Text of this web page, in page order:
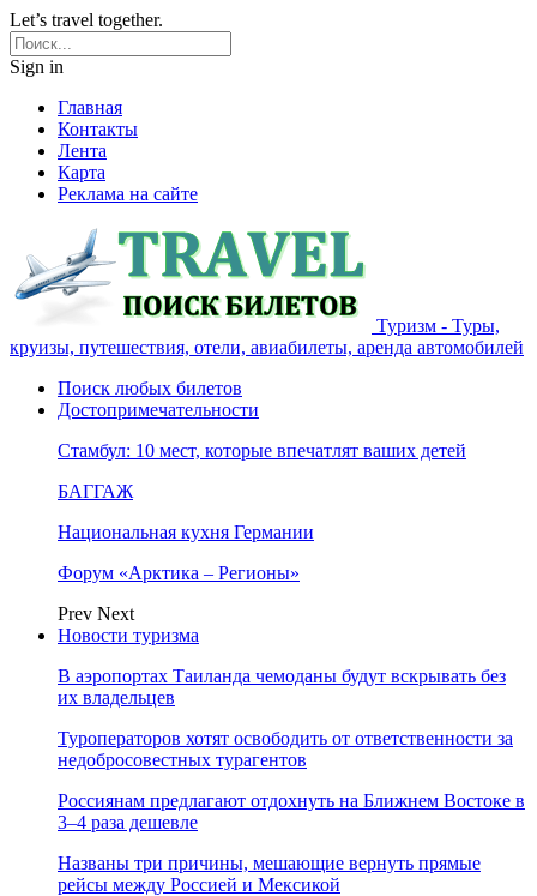
Let’s travel together.
Sign in
Главная
Контакты
Лента
Карта
Реклама на сайте
Туризм - Туры,
круизы, путешествия, отели, авиабилеты, аренда автомобилей
Поиск любых билетов
Достопримечательности
Стамбул: 10 мест, которые впечатлят ваших детей
БАГГАЖ
Национальная кухня Германии
Форум «Арктика – Регионы»
Prev Next
Новости туризма
В аэропортах Таиланда чемоданы будут вскрывать без
их владельцев
Туроператоров хотят освободить от ответственности за
недобросовестных турагентов
Россиянам предлагают отдохнуть на Ближнем Востоке в
3–4 раза дешевле
Названы три причины, мешающие вернуть прямые
рейсы между Россией и Мексикой